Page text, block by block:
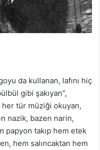
da kullanan, lafını hiç
gibi şakıyan”,
tür müziği okuyan,
nazik, bazen narin,
papyon takıp hem etek
hem salıncaktan hem